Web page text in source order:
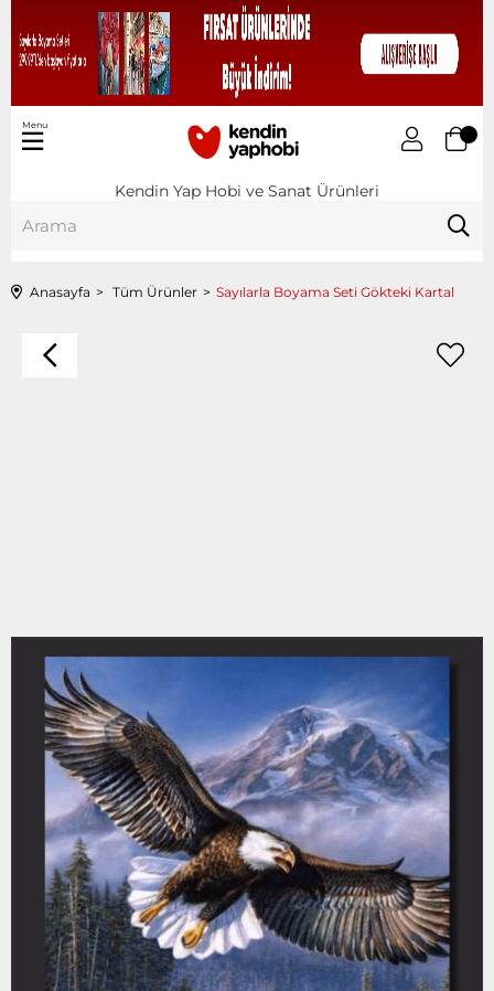
Kendin Yap Hobi ve Sanat Ürünleri
Menu
Anasayfa Tüm Ürünler Sayılarla Boyama Seti Gökteki Kartal